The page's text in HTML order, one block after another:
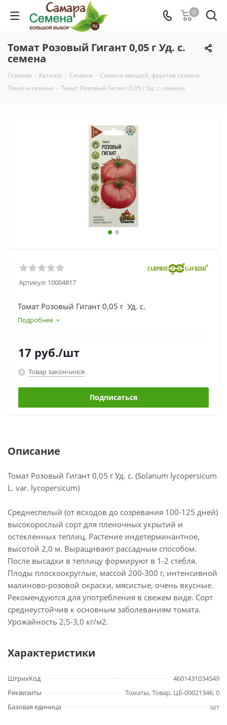
0
Томат Розовый Гигант 0,05 г Уд. с.
семена
Главная - Каталог - Семена - Семена овощей, фруктов семена -
Томаты семена - Томат Розовый Гигант 0,05 г Уд. с. семена
Артикул: 10004817
Томат Розовый Гигант 0,05 г Уд. с.
Подробнее
17 руб./шт
Товар закончился
Подписаться
Описание
Томат Розовый Гигант 0,05 г Уд. с. (Solanum lycopersicum
L. var. lycopersicum)
Среднеспелый (от всходов до созревания 100-125 дней)
высокорослый сорт для пленочных укрытий и
остекленных теплиц. Растение индетерминантное,
высотой 2,0 м. Выращивают рассадным способом.
После высадки в теплицу формируют в 1-2 стебля.
Плоды плоскоокруглые, массой 200-300 г, интенсивной
малиново-розовой окраски, мясистые, очень вкусные.
Рекомендуются для употребления в свежем виде. Сорт
среднеустойчив к основным заболеваниям томата.
Урожайность 2,5-3,0 кг/м2.
Характеристики
ШтрихКод
4601431034549
Реквизиты
Томаты, Товар, ЦБ-00021346, 0
Базовая единица
шт